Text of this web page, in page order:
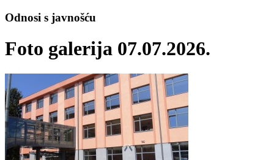
Odnosi s javnošću
Foto galerija 07.07.2026.